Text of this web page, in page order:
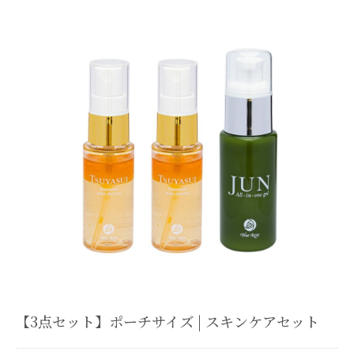
【3点セット】ポーチサイズ | スキンケアセット